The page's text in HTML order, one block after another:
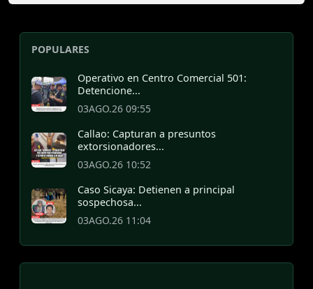
POPULARES
Operativo en Centro Comercial 501:
Detencione...
03AGO.26 09:55
Callao: Capturan a presuntos
extorsionadores...
03AGO.26 10:52
Caso Sicaya: Detienen a principal
sospechosa...
03AGO.26 11:04